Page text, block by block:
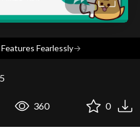
Features Fearlessly→
360 0